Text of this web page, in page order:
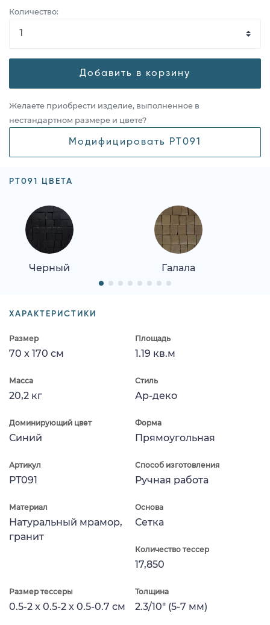
Количество:
Добавить в корзину
Желаете приобрести изделие, выполненное в
нестандартном размере и цвете?
Модифицировать PT091
PT091 ЦВЕТА
Черный Галала
ХАРАКТЕРИСТИКИ
Размер
70 x 170 см
Площадь
1.19 кв.м
Масса
20,2 кг
Стиль
Ар-деко
Доминирующий цвет
Синий
Форма
Прямоугольная
Артикул
PT091
Способ изготовления
Ручная работа
Материал
Натуральный мрамор,
гранит
Основа
Сетка
Количество тессер
17,850
Размер тессеры
0.5-2 x 0.5-2 x 0.5-0.7 см
Толщина
2.3/10" (5-7 мм)